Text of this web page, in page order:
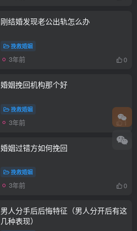
刚结婚发现老公出轨怎么办
挽救婚姻
3年前 0
婚姻挽回机构那个好
挽救婚姻
3年前 1
婚姻过错方如何挽回
挽救婚姻
3年前 0
男人分手后后悔特征（男人分开后有这
几种表现）